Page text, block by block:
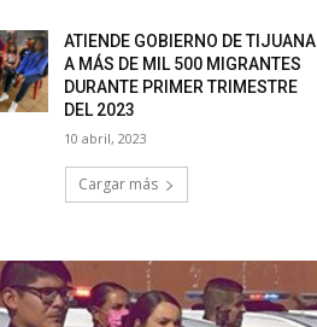
ATIENDE GOBIERNO DE TIJUANA
A MÁS DE MIL 500 MIGRANTES
DURANTE PRIMER TRIMESTRE
DEL 2023
10 abril, 2023
Cargar más